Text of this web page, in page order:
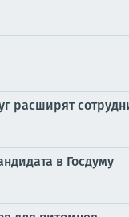
в Госдуму